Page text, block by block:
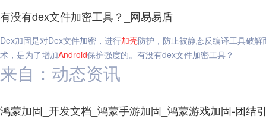
有没有dex文件加密工具？_网易易盾
Dex加固是对Dex文件加密，进行加壳防护，防止被静态反编译工具破
术，是为了增加Android保护强度的。有没有dex文件加密工具？
来自：动态资讯
鸿蒙加固_开发文档_鸿蒙手游加固_鸿蒙游戏加固-团结